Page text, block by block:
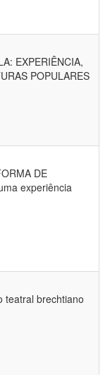
EXPERIÊNCIA,
POPULARES
DE
experiência
teatral brechtiano